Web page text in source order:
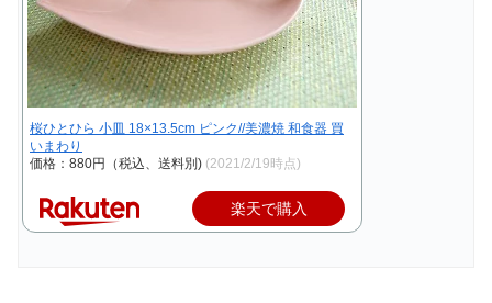
桜ひとひら 小皿 18×13.5cm ピンク//美濃焼 和食器 買
いまわり
価格：880円（税込、送料別) (2021/2/19時点)
楽天で購入